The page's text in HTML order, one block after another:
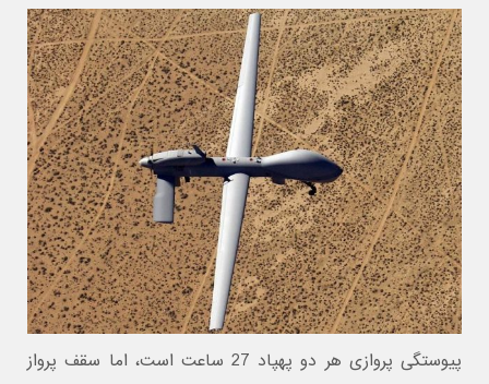
پیوستگی پروازی هر دو پهپاد 27 ساعت است، اما سقف پرواز